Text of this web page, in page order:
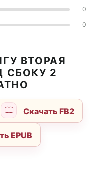
0
0
ВТОРАЯ
СБОКУ 2
Скачать FB2
EPUB